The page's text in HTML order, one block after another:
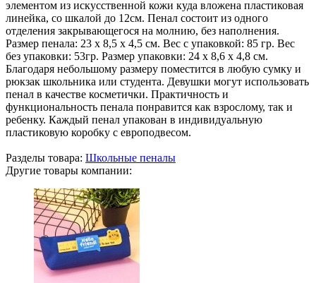
элементом из искусственной кожи куда вложена пластиковая
линейка, со шкалой до 12см. Пенал состоит из одного
отделения закрывающегося на молнию, без наполнения.
Размер пенала: 23 х 8,5 х 4,5 см. Вес с упаковкой: 85 гр. Вес
без упаковки: 53гр. Размер упаковки: 24 х 8,6 х 4,8 см.
Благодаря небольшому размеру поместится в любую сумку и
рюкзак школьника или студента. Девушки могут использовать
пенал в качестве косметички. Практичность и
функциональность пенала понравится как взрослому, так и
ребенку. Каждый пенал упакован в индивидуальную
пластиковую коробку с европодвесом.
Разделы товара: Школьные пеналы
Другие товары компании: